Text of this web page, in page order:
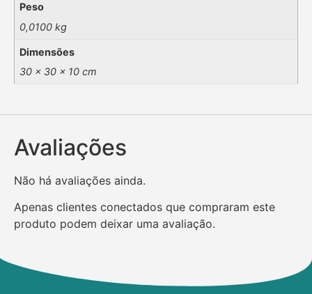
Peso
0,0100 kg
Dimensões
30 × 30 × 10 cm
Avaliações
Não há avaliações ainda.
Apenas clientes conectados que compraram este
produto podem deixar uma avaliação.